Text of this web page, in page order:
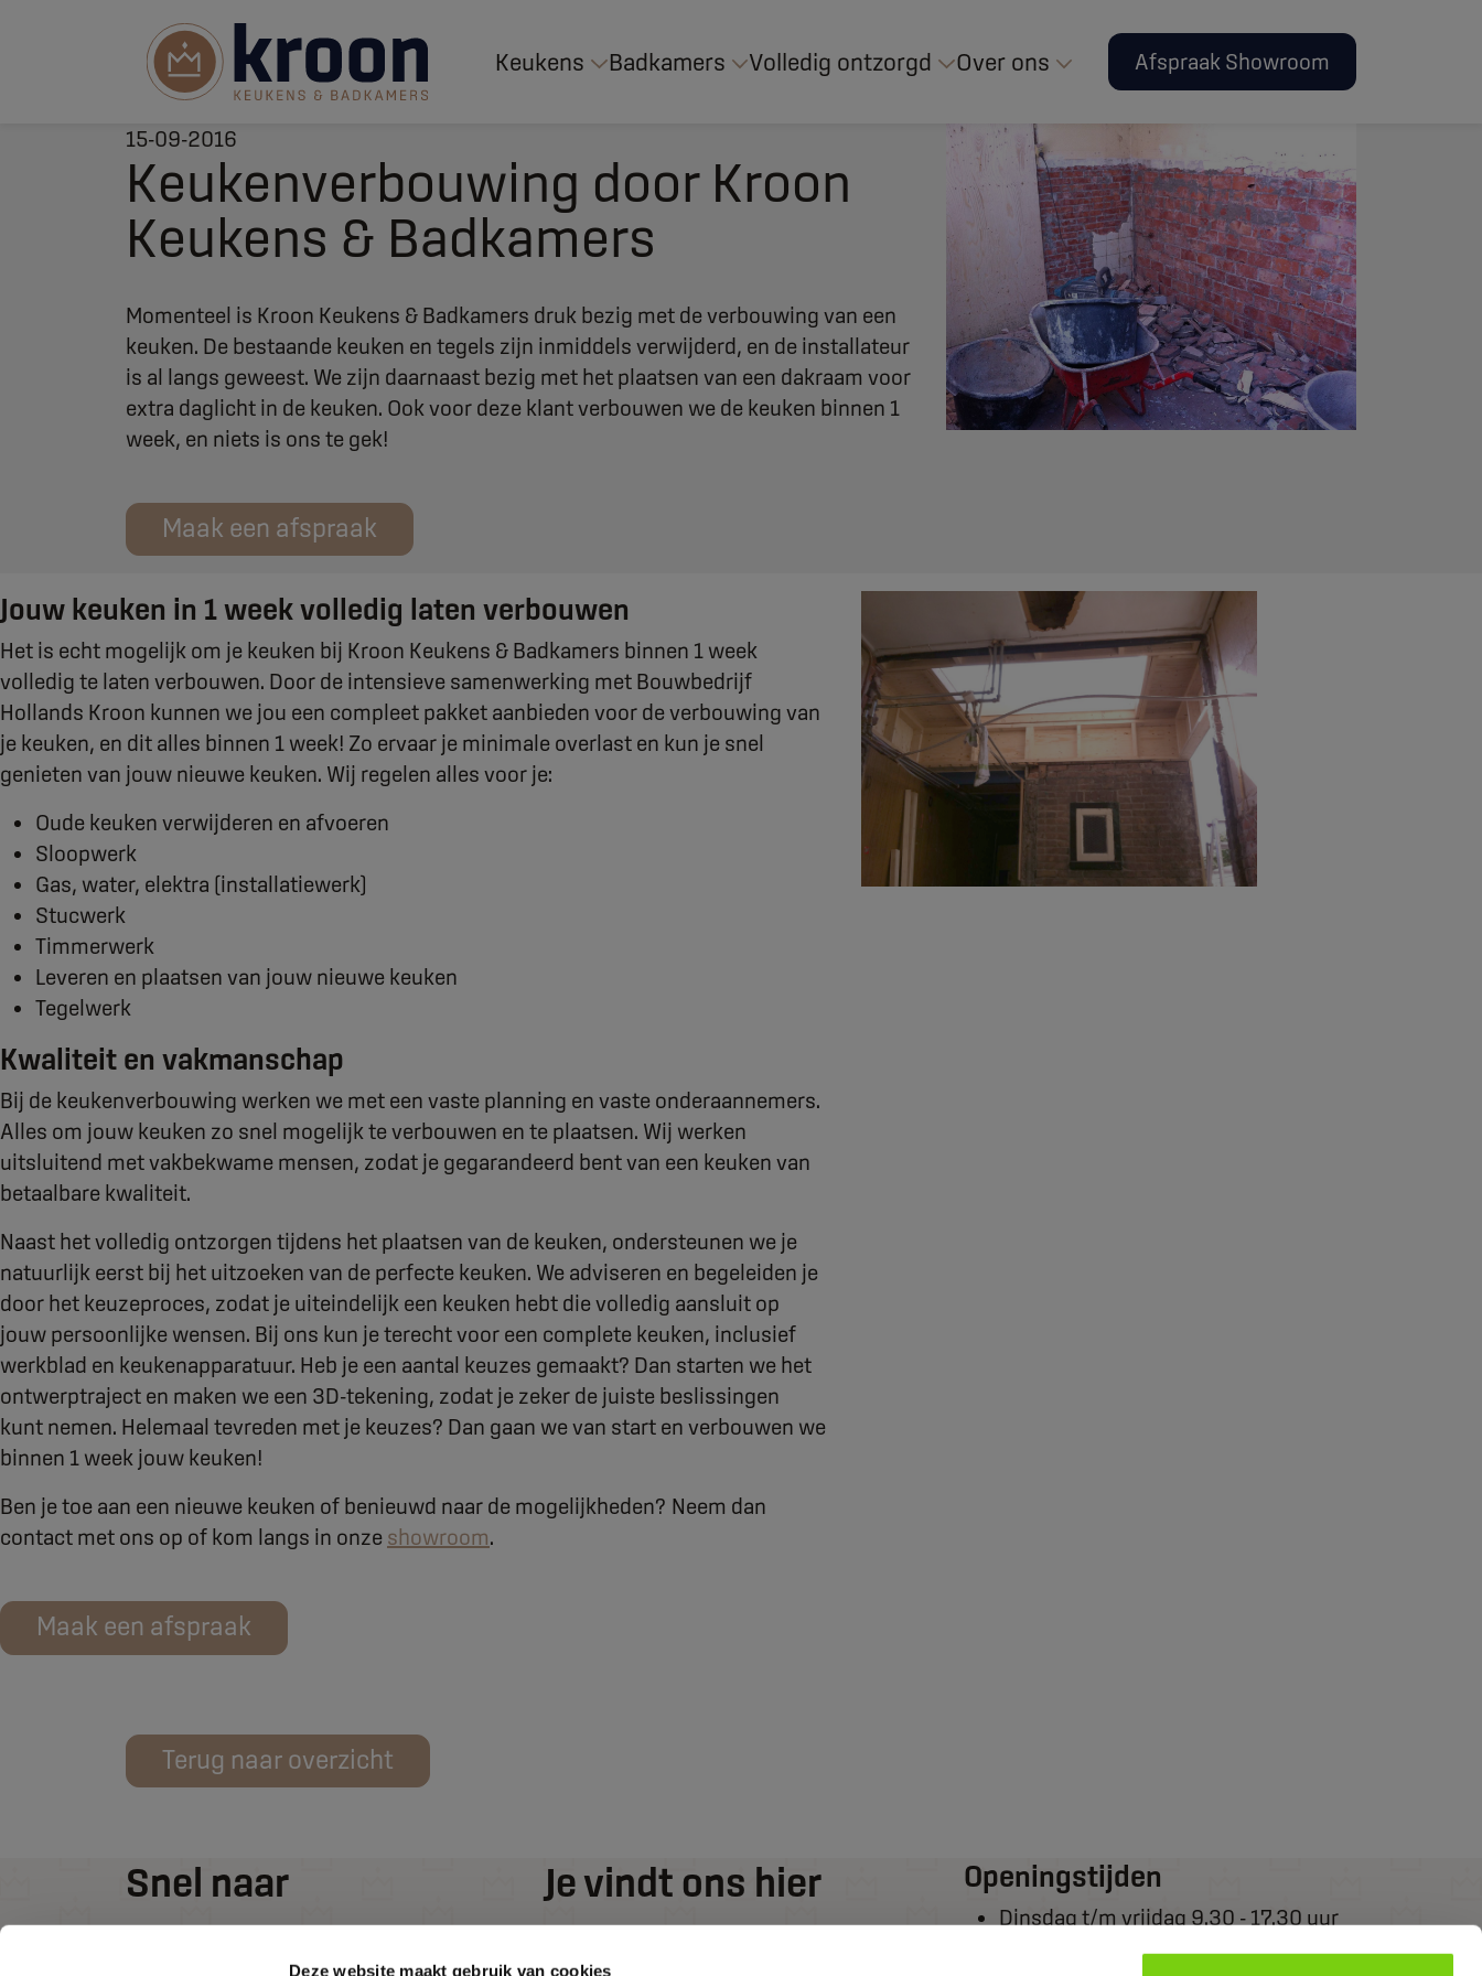
Deze website maakt gebruik van cookies
Keukens Badkamers Volledig ontzorgd Over ons Afspraak Showroom
15-09-2016
Keukenverbouwing door Kroon
Keukens & Badkamers
Momenteel is Kroon Keukens & Badkamers druk bezig met de verbouwing van een
keuken. De bestaande keuken en tegels zijn inmiddels verwijderd, en de installateur
is al langs geweest. We zijn daarnaast bezig met het plaatsen van een dakraam voor
extra daglicht in de keuken. Ook voor deze klant verbouwen we de keuken binnen 1
week, en niets is ons te gek!
Maak een afspraak
Jouw keuken in 1 week volledig laten verbouwen
Het is echt mogelijk om je keuken bij Kroon Keukens & Badkamers binnen 1 week
volledig te laten verbouwen. Door de intensieve samenwerking met Bouwbedrijf
Hollands Kroon kunnen we jou een compleet pakket aanbieden voor de verbouwing van
je keuken, en dit alles binnen 1 week! Zo ervaar je minimale overlast en kun je snel
genieten van jouw nieuwe keuken. Wij regelen alles voor je:
Oude keuken verwijderen en afvoeren
Sloopwerk
Gas, water, elektra (installatiewerk)
Stucwerk
Timmerwerk
Leveren en plaatsen van jouw nieuwe keuken
Tegelwerk
Kwaliteit en vakmanschap
Bij de keukenverbouwing werken we met een vaste planning en vaste onderaannemers.
Alles om jouw keuken zo snel mogelijk te verbouwen en te plaatsen. Wij werken
uitsluitend met vakbekwame mensen, zodat je gegarandeerd bent van een keuken van
betaalbare kwaliteit.
Naast het volledig ontzorgen tijdens het plaatsen van de keuken, ondersteunen we je
natuurlijk eerst bij het uitzoeken van de perfecte keuken. We adviseren en begeleiden je
door het keuzeproces, zodat je uiteindelijk een keuken hebt die volledig aansluit op
jouw persoonlijke wensen. Bij ons kun je terecht voor een complete keuken, inclusief
werkblad en keukenapparatuur. Heb je een aantal keuzes gemaakt? Dan starten we het
ontwerptraject en maken we een 3D-tekening, zodat je zeker de juiste beslissingen
kunt nemen. Helemaal tevreden met je keuzes? Dan gaan we van start en verbouwen we
binnen 1 week jouw keuken!
Ben je toe aan een nieuwe keuken of benieuwd naar de mogelijkheden? Neem dan
contact met ons op of kom langs in onze showroom.
Maak een afspraak
Terug naar overzicht
Snel naar Je vindt ons hier Openingstijden
Dinsdag t/m vrijdag 9.30 - 17.30 uur
Zaterdag van 9.30 - 17.00 uur